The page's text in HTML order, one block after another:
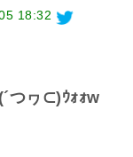
18:32
つヮ⊂)ｳｫｫw